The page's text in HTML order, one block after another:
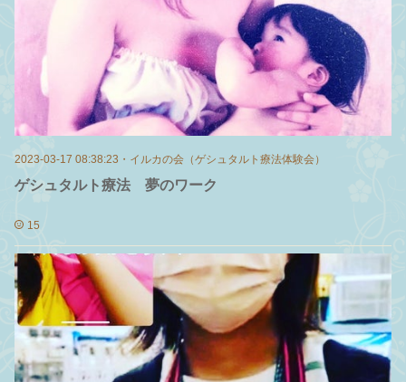
2023-03-17 08:38:23 ・ イルカの会（ゲシュタルト療法体験会）
ゲシュタルト療法 夢のワーク
15